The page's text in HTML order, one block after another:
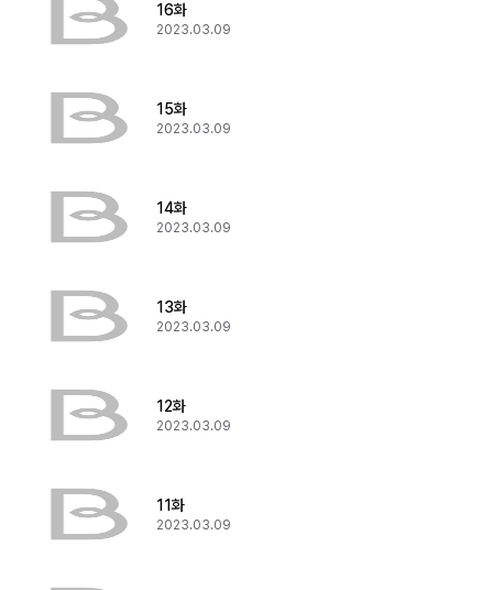
16화
2023.03.09
15화
2023.03.09
14화
2023.03.09
13화
2023.03.09
12화
2023.03.09
11화
2023.03.09